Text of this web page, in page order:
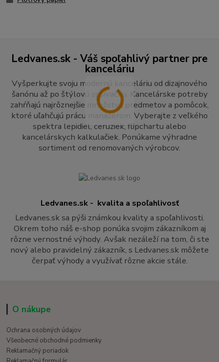
Ledvanes.sk - Váš spoľahlivý partner pre
kanceláriu
Vyšperkujte svoju modernú kanceláriu od dizajnového
šanónu až po štýlovú zošívačku. Kancelárske potreby
zahŕňajú najrôznejšie množstvá predmetov a pomôcok,
ktoré uľahčujú prácu manažérom. Vyberajte z veľkého
spektra lepidiel, ceruziek, flipchartu alebo
kancelárskych kalkulačiek. Ponúkame výhradne
sortiment od renomovaných výrobcov.
Ledvanes.sk - kvalita a spoľahlivosť
Ledvanes.sk sa pýši známkou kvality a spoľahlivosti.
Okrem toho náš e-shop ponúka svojim zákazníkom aj
rôzne vernostné výhody. Avšak nezáleží na tom, či ste
nový alebo pravidelný zákazník, s Ledvanes.sk môžete
čerpať výhody a využívať rôzne akcie stále.
O nákupe
Ochrana osobných údajov
Všeobecné obchodné podmienky
Reklamačný poriadok